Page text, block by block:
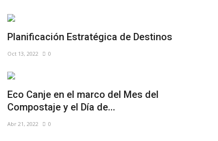
Planificación Estratégica de Destinos
Oct 13, 2022 0
Eco Canje en el marco del Mes del
Compostaje y el Día de...
Abr 21, 2022 0